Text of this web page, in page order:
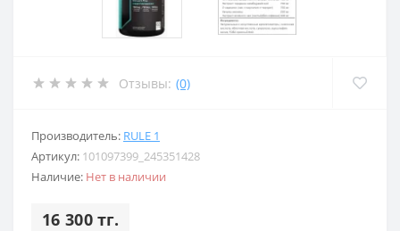
Отзывы: (0)
Производитель: RULE 1
Артикул: 101097399_245351428
Наличие: Нет в наличии
16 300 тг.